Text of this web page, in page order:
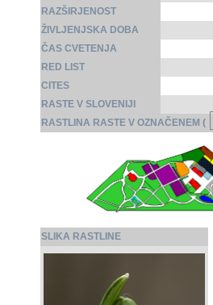
RAZŠIRJENOST
ŽIVLJENJSKA DOBA
ČAS CVETENJA
RED LIST
CITES
RASTE V SLOVENIJI
RASTLINA RASTE V OZNAČENEM (
SLIKA RASTLINE